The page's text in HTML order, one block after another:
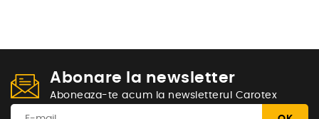
Abonare la newsletter
Aboneaza-te acum la newsletterul Carotex